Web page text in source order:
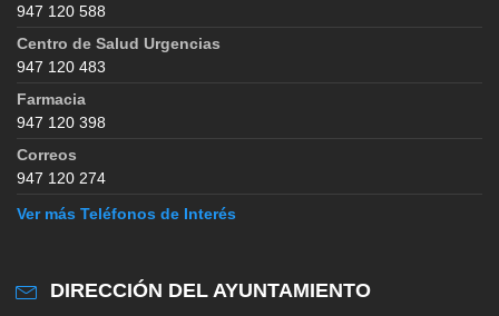
947 120 588
Centro de Salud Urgencias
947 120 483
Farmacia
947 120 398
Correos
947 120 274
Ver más Teléfonos de Interés
DIRECCIÓN DEL AYUNTAMIENTO